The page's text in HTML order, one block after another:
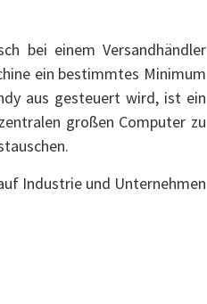
bei einem Versandhändler
ein bestimmtes Minimum
aus gesteuert wird, ist ein
großen Computer zu
Industrie und Unternehmen